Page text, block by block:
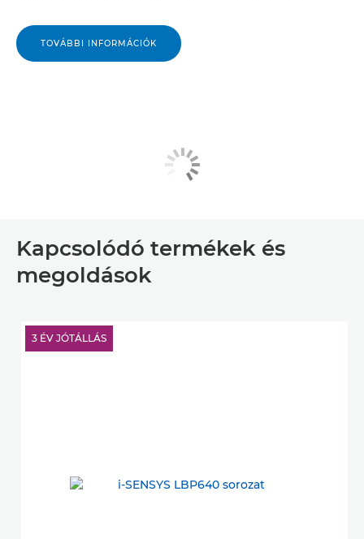
TOVÁBBI INFORMÁCIÓK
Kapcsolódó termékek és
megoldások
3 ÉV JÓTÁLLÁS